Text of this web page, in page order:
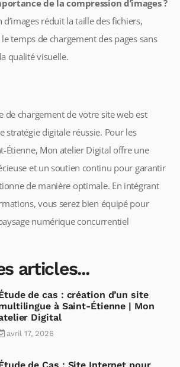
de la compression d’images ?
d’images réduit la taille des fichiers,
temps de chargement des pages sans
qualité visuelle.
de chargement de votre site web est
stratégie digitale réussie. Pour les
Étienne, Mon atelier Digital offre une
et un soutien continu pour garantir
de manière optimale. En intégrant
vous serez bien équipé pour
numérique concurrentiel
articles...
de cas : création d’un site
à Saint-Étienne | Mon
Digital
avril 17, 2026